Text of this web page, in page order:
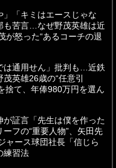
」「キミはエースじゃな
も苦言…なぜ野茂英雄は近
が怒った“あるコーチの退
は通用せん」批判も…近鉄
英雄26歳の“任意引
捨て、年俸980万円を選ん
が証言「先生は僕を作った
フの“重要人物”、矢田先
ャース球団社長「信じら
練習法